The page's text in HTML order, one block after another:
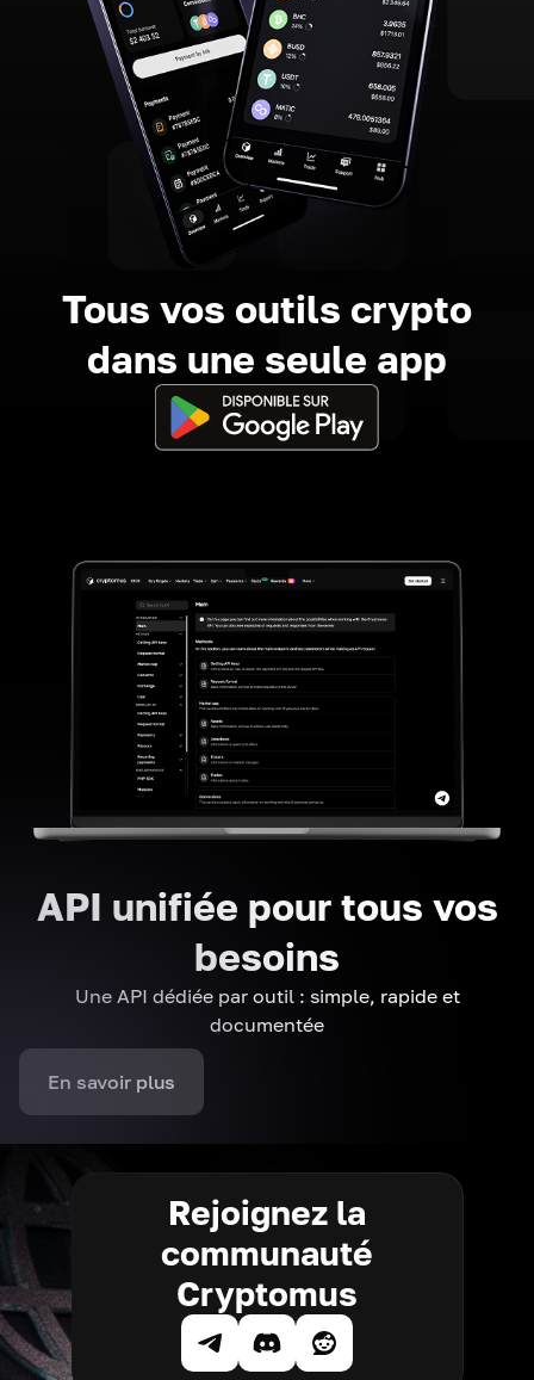
Tous vos outils crypto
dans une seule app
API unifiée pour tous vos
besoins
Une API dédiée par outil : simple, rapide et
documentée
En savoir plus
Rejoignez la
communauté
Cryptomus